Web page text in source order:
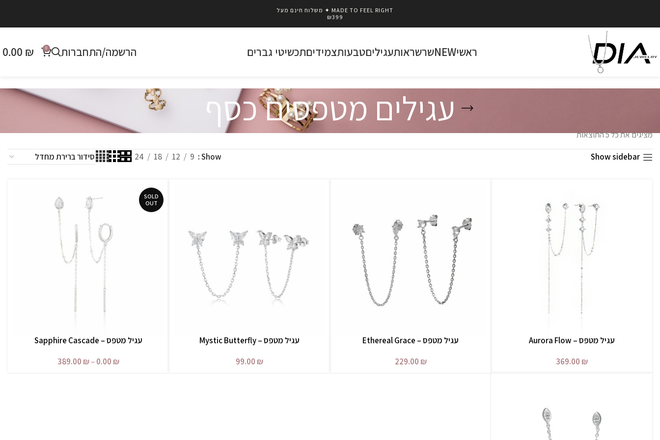
MADE TO FEEL RIGHT ✦ משלוח חינם מעל
₪399
ראשיNEWשרשראותעגיליםטבעותצמידיםתכשיטי גברים הרשמה/התחברות 0
0.00 ₪
עגילים מטפסים כסף
מציגים את כל ⁦5⁩ התוצאות
Show sidebar
Show
9
12
18
24
עגיל מטפס – Aurora Flow
369.00 ₪
הוספה לסלעגיל מטפס – Ethereal Grace
229.00 ₪
בחר אפשרויותעגיל מטפס – Mystic Butterfly
99.00 ₪
SOLD
OUT
בחר אפשרויותעגיל מטפס – Sapphire Cascade
0.00 ₪
–
389.00 ₪